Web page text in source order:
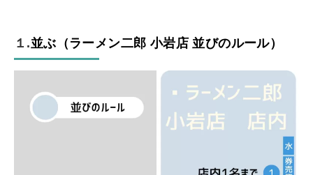
１.並ぶ（ ラーメン二郎 小岩店 並びのルール）